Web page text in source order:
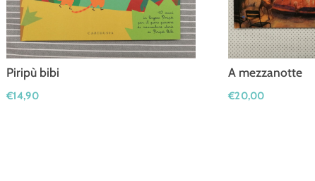
Piripù bibi
€14,90
A mezzanotte
€20,00